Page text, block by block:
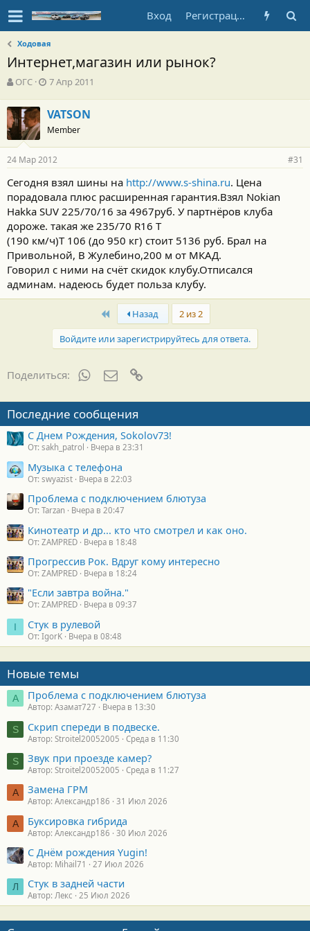
Вход Регистрация
Ходовая
Интернет,магазин или рынок?
А
т
о
р
т
е
м
ы
ОГС
Д
а
н
ч
а
л
а
7 Апр 2011
VATSON
Member
24 Мар 2012 #31
Сегодня взял шины на http://www.s-shina.ru. Цена
порадовала плюс расширенная гарантия.Взял Nokian
Hakka SUV 225/70/16 за 4967руб. У партнёров клуба
дороже. такая же 235/70 R16 T
(190 км/ч)Т 106 (до 950 кг) стоит 5136 руб. Брал на
Привольной, В Жулебино,200 м от МКАД.
Говорил с ними на счёт скидок клубу.Отписался
админам. надеюсь будет польза клубу.
First Назад
2 из 2
Войдите или зарегистрируйтесь для ответа.
Поделиться: WhatsAppЭлектронная почта
Последние сообщения
С Днем Рождения, Sokolov73!
От: sakh_patrol Вчера в 23:31
Музыка с телефона
От: swyazist Вчера в 22:03
Проблема с подключением блютуза
От: Tarzan Вчера в 20:47
Кинотеатр и др... кто что смотрел и как оно.
От: ZAMPRED Вчера в 18:48
Прогрессив Рок. Вдруг кому интересно
От: ZAMPRED Вчера в 18:24
"Если завтра война."
От: ZAMPRED Вчера в 09:37
I Стук в рулевой
От: IgorK Вчера в 08:48
Новые темы
А Проблема с подключением блютуза
Автор: Азамат727 Вчера в 13:30
S Скрип спереди в подвеске.
Автор: Stroitel20052005 Среда в 11:30
S Звук при проезде камер?
Автор: Stroitel20052005 Среда в 11:27
А Замена ГРМ
Автор: Александр186 31 Июл 2026
А Буксировка гибрида
Автор: Александр186 30 Июл 2026
С Днём рождения Yugin!
Автор: Mihail71 27 Июл 2026
Л Стук в задней части
Автор: Лекс 25 Июл 2026